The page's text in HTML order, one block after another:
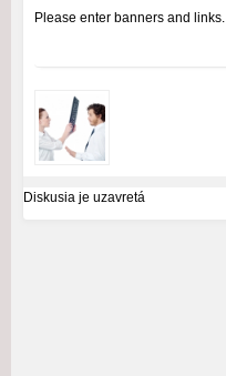
Please enter banners and links.
Diskusia je uzavretá